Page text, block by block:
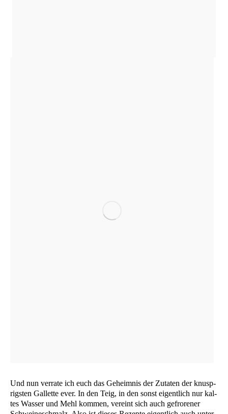
Und nun ver­ra­te ich euch das Geheim­nis der Zuta­ten der knusp­
rigs­ten Gal­let­te ever. In den Teig, in den sonst eigent­lich nur kal­
tes Was­ser und Mehl kom­men, ver­eint sich auch gefro­re­ner